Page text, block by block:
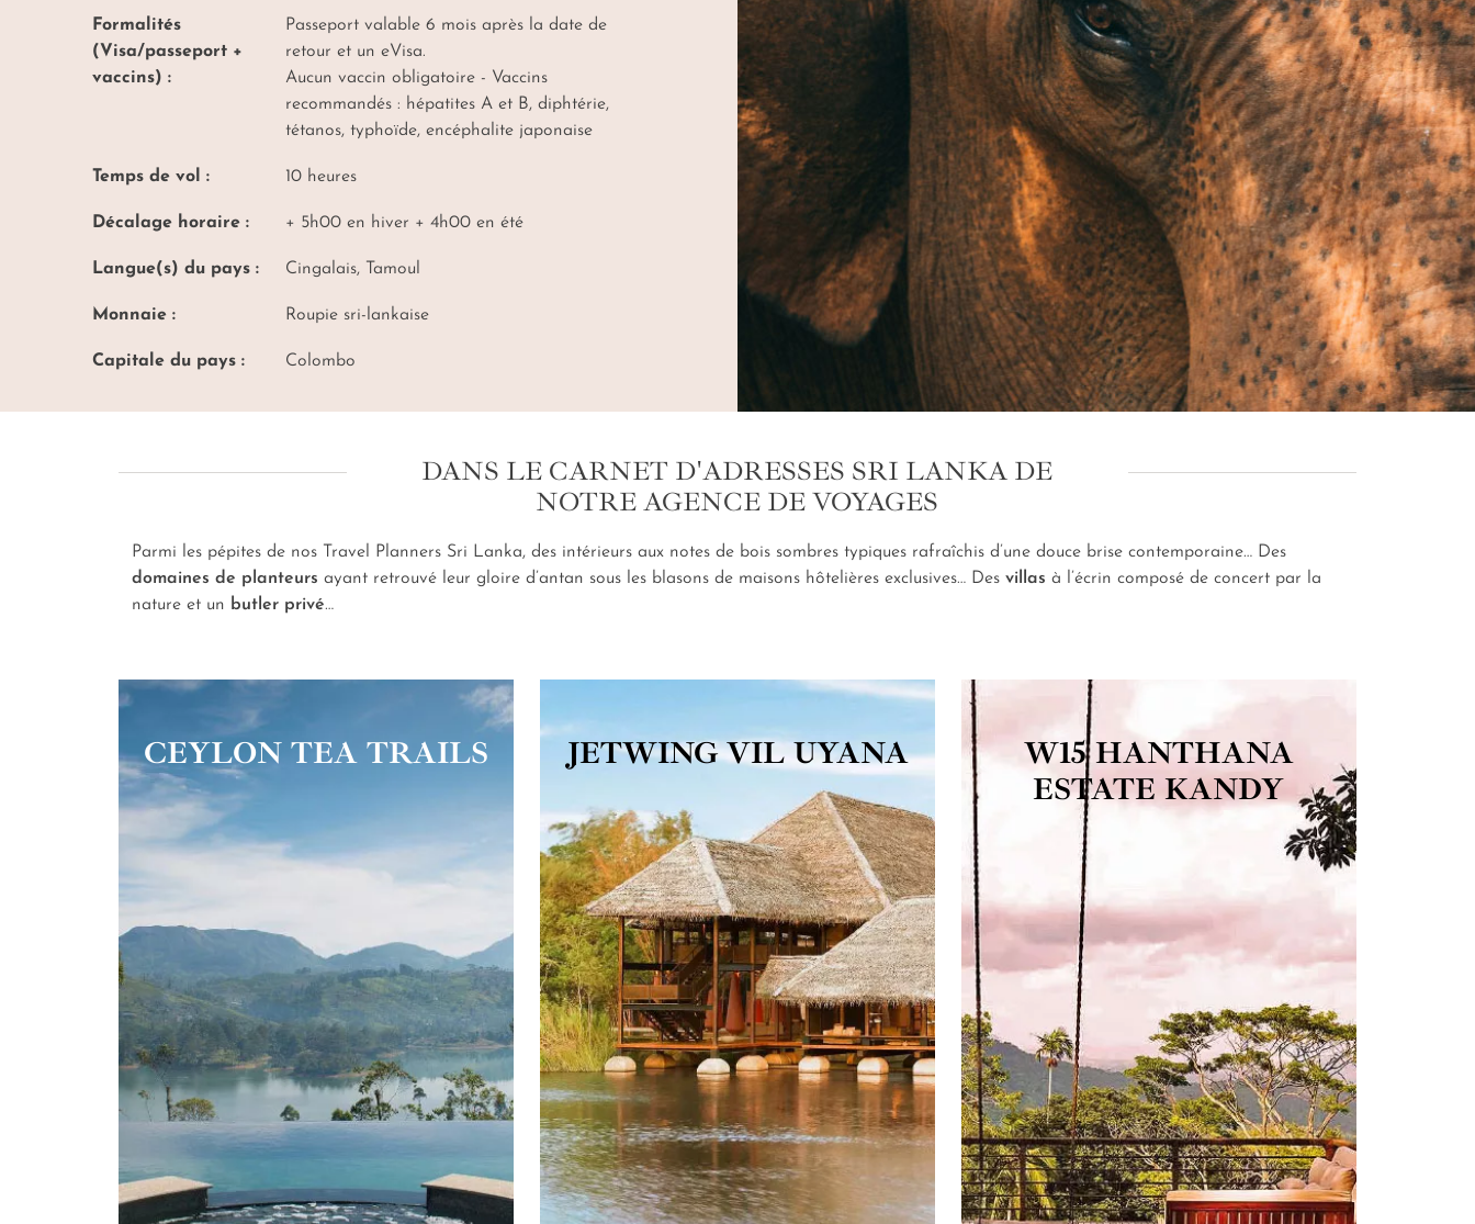
Formalités
(Visa/passeport +
vaccins) :
Passeport valable 6 mois après la date de
retour et un eVisa.
Aucun vaccin obligatoire - Vaccins
recommandés : hépatites A et B, diphtérie,
tétanos, typhoïde, encéphalite japonaise
Temps de vol : 10 heures
Décalage horaire : + 5h00 en hiver + 4h00 en été
Langue(s) du pays : Cingalais, Tamoul
Monnaie : Roupie sri-lankaise
Capitale du pays : Colombo
DANS LE CARNET D'ADRESSES SRI LANKA DE
NOTRE AGENCE DE VOYAGES
Parmi les pépites de nos Travel Planners Sri Lanka, des intérieurs aux notes de bois sombres typiques rafraîchis d’une douce brise contemporaine… Des
domaines de planteurs ayant retrouvé leur gloire d’antan sous les blasons de maisons hôtelières exclusives… Des villas à l’écrin composé de concert par la
nature et un butler privé…
CEYLON TEA TRAILS JETWING VIL UYANA
W15 HANTHANA
ESTATE KANDY